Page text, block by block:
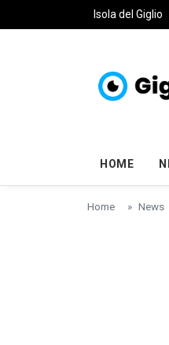
Skip to main content
Isola del Giglio
HOME
Home News